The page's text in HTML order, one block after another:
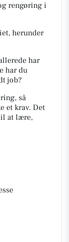
rengøring i
herunder
har
har du
job?
så
et krav. Det
at lære,